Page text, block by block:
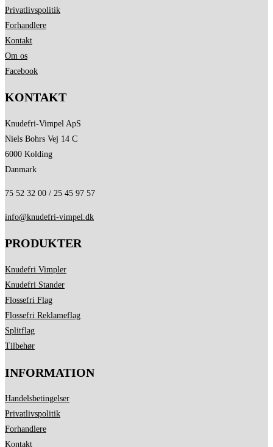
Privatlivspolitik
Forhandlere
Kontakt
Om os
Facebook
KONTAKT
Knudefri-Vimpel ApS
Niels Bohrs Vej 14 C
6000 Kolding
Danmark
75 52 32 00 / 25 45 97 57
info@knudefri-vimpel.dk
PRODUKTER
Knudefri Vimpler
Knudefri Stander
Flossefri Flag
Flossefri Reklameflag
Splitflag
Tilbehør
INFORMATION
Handelsbetingelser
Privatlivspolitik
Forhandlere
Kontakt